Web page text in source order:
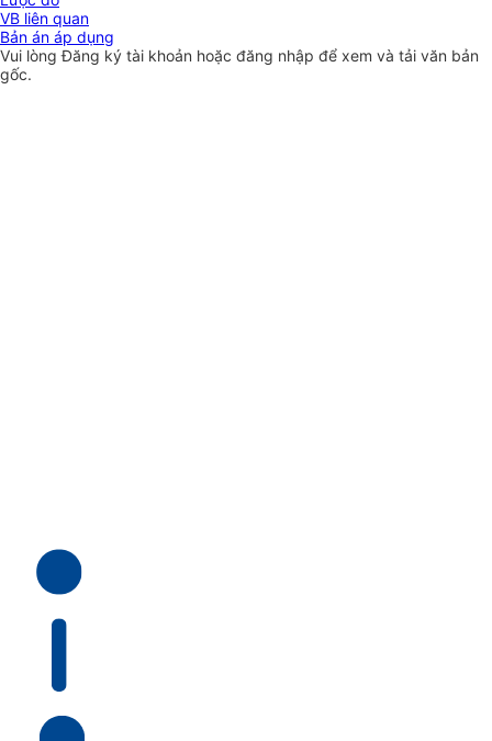
VB liên quan
Bản án áp dụng
Vui lòngĐăng ký tài khoản hoặc đăng nhập để xem và tải văn bản
gốc.